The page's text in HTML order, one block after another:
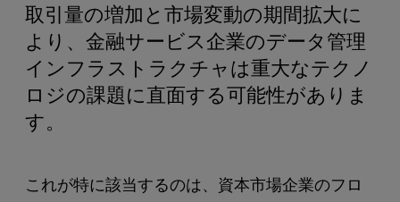
取引量の増加と市場変動の期間拡大に
より、金融サービス企業のデータ管理
インフラストラクチャは重大なテクノ
ロジの課題に直面する可能性がありま
す。
これが特に該当するのは、資本市場企業のフロ